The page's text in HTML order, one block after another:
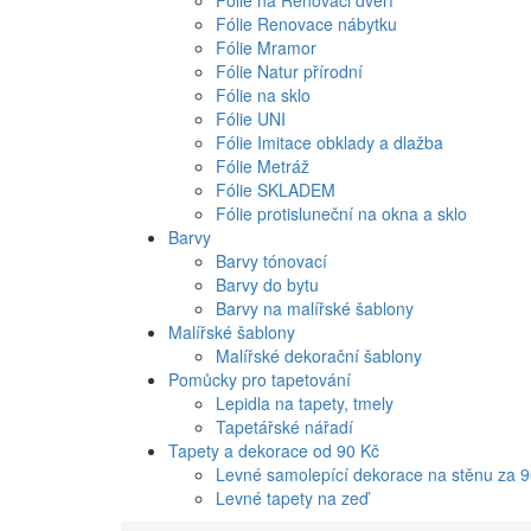
Fólie Renovace nábytku
Fólie Mramor
Fólie Natur přírodní
Fólie na sklo
Fólie UNI
Fólie Imitace obklady a dlažba
Fólie Metráž
Fólie SKLADEM
Fólie protisluneční na okna a sklo
Barvy
Barvy tónovací
Barvy do bytu
Barvy na malířské šablony
Malířské šablony
Malířské dekorační šablony
Pomůcky pro tapetování
Lepidla na tapety, tmely
Tapetářské nářadí
Tapety a dekorace od 90 Kč
Levné samolepící dekorace na stěnu za
Levné tapety na zeď